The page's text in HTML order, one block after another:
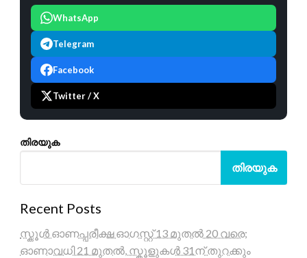
WhatsApp
Telegram
Facebook
Twitter / X
തിരയുക
തിരയുക
Recent Posts
സ്കൂൾ ഓണപ്പരീക്ഷ ഓഗസ്റ്റ് 13 മുതൽ 20 വരെ;
ഓണാവധി 21 മുതൽ, സ്കൂളുകൾ 31ന് തുറക്കും